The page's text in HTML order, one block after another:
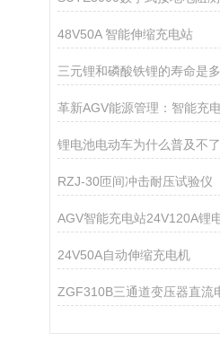
48V50A 智能伸缩充电站
三元锂和磷酸铁锂的寿命是
锂电池电动车为什么普及不了
RZJ-30匝间冲击耐压试验仪
24V50A自动伸缩充电机